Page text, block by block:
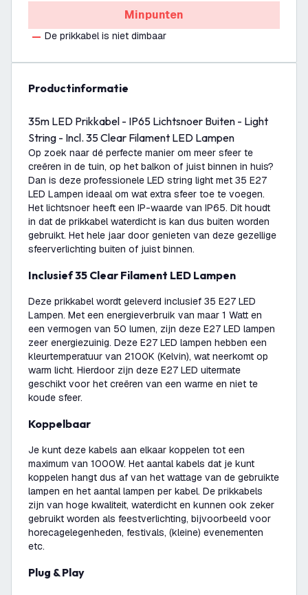
Minpunten
De prikkabel is niet dimbaar
productinformatie
35m LED Prikkabel - IP65 Lichtsnoer Buiten - Light
String - Incl. 35 Clear Filament LED Lampen
Op zoek naar dé perfecte manier om meer sfeer te
creëren in de tuin, op het balkon of juist binnen in huis?
Dan is deze professionele LED string light met 35 E27
LED Lampen ideaal om wat extra sfeer toe te voegen.
Het lichtsnoer heeft een IP-waarde van IP65. Dit houdt
in dat de prikkabel waterdicht is kan dus buiten worden
gebruikt. Het hele jaar door genieten van deze gezellige
sfeerverlichting buiten of juist binnen.
Inclusief 35 Clear Filament LED Lampen
Deze prikkabel wordt geleverd inclusief 35 E27 LED
Lampen. Met een energieverbruik van maar 1 Watt en
een vermogen van 50 lumen, zijn deze E27 LED lampen
zeer energiezuinig. Deze E27 LED lampen hebben een
kleurtemperatuur van 2100K (Kelvin), wat neerkomt op
warm licht. Hierdoor zijn deze E27 LED uitermate
geschikt voor het creëren van een warme en niet te
koude sfeer.
Koppelbaar
Je kunt deze kabels aan elkaar koppelen tot een
maximum van 1000W. Het aantal kabels dat je kunt
koppelen hangt dus af van het wattage van de gebruikte
lampen en het aantal lampen per kabel. De prikkabels
zijn van hoge kwaliteit, waterdicht en kunnen ook zeker
gebruikt worden als feestverlichting, bijvoorbeeld voor
horecagelegenheden, festivals, (kleine) evenementen
etc.
Plug & Play